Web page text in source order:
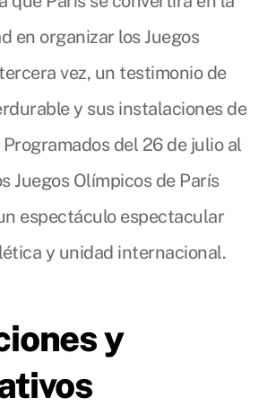
en organizar los Juegos
vez, un testimonio de
y sus instalaciones de
del 26 de julio al
Juegos Olímpicos de París
espectáculo espectacular
y unidad internacional.
y